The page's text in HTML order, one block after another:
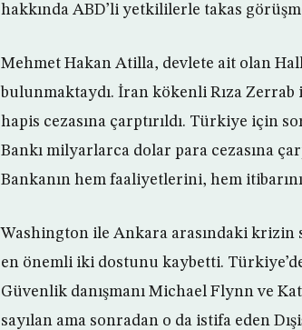
hakkında ABD’li yetkililerle takas
Mehmet Hakan Atilla, devlete ait olan
bulunmaktaydı. İran kökenli Rıza Zerrab
hapis cezasına çarptırıldı. Türkiye için
Bankı milyarlarca dolar para cezasına
Bankanın hem faaliyetlerini, hem
Washington ile Ankara arasındaki
en önemli iki dostunu kaybetti.
Güvenlik danışmanı Michael Flynn ve
sayılan ama sonradan o da istifa eden